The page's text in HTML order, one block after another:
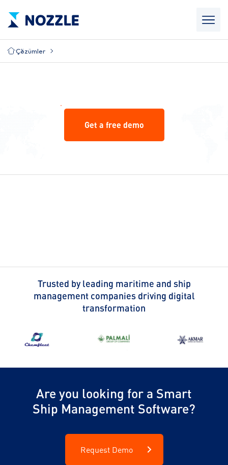
Çözümler
Get a free demo
Trusted by leading maritime and ship
management companies driving digital
transformation
Are you looking for a Smart
Ship Management Software?
Request Demo